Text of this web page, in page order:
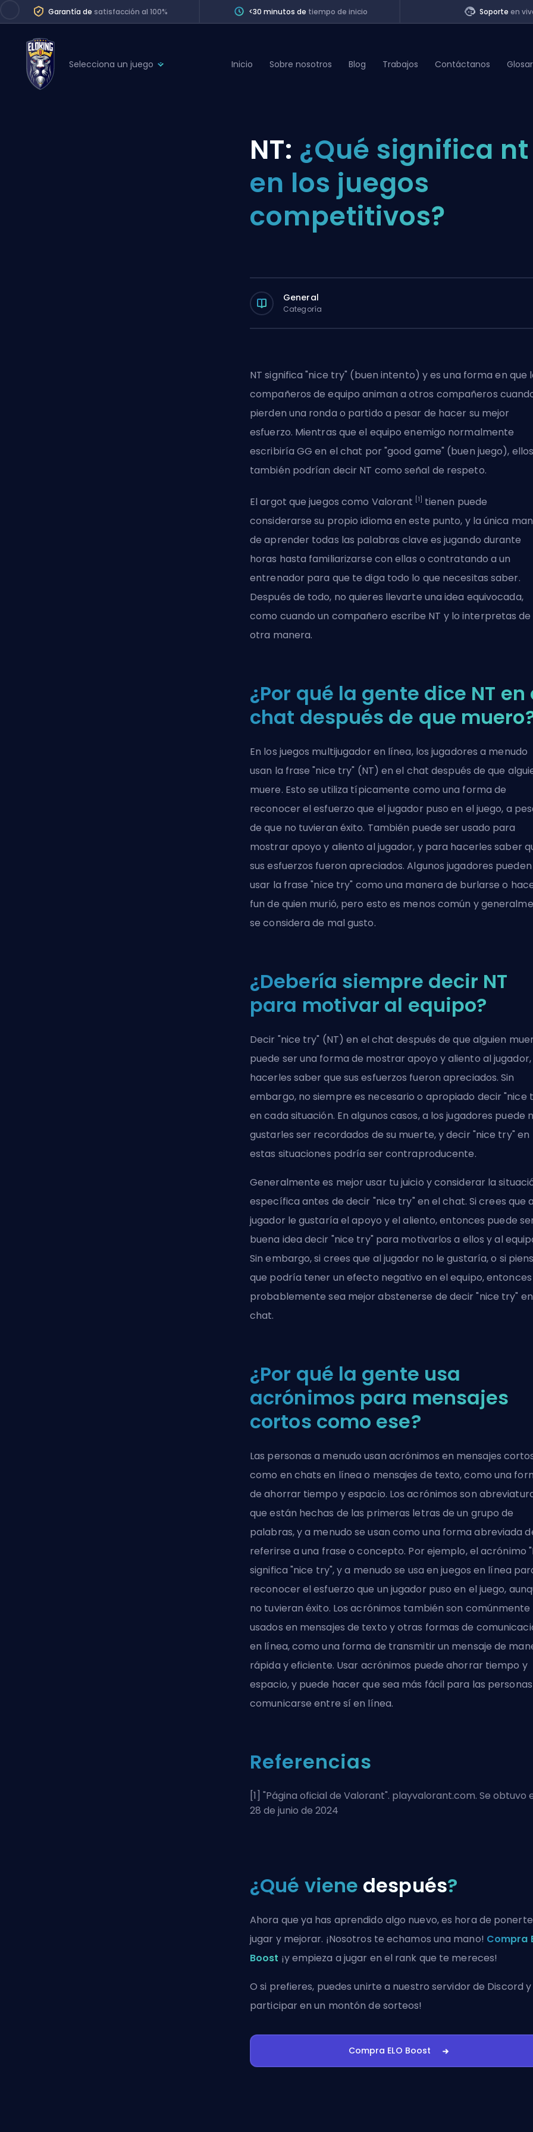
Garantía de satisfacción al 100% <30 minutos de tiempo de inicio Soporteen
Selecciona un juego
Division Boost
Coaching
Inicio Sobre nosotros Blog Trabajos Contáctanos
NT: ¿Qué significa nt
en los juegos
competitivos?
General
Categoría
NT significa "nice try" (buen intento) y es una forma en que
compañeros de equipo animan a otros compañeros
pierden una ronda o partido a pesar de hacer su mejor
esfuerzo. Mientras que el equipo enemigo normalmente
escribiría GG en el chat por "good game" (buen juego), ellos
también podrían decir NT como señal de respeto.
El argot que juegos como Valorant [1]
tienen puede
considerarse su propio idioma en este punto, y la única
de aprender todas las palabras clave es jugando durante
horas hasta familiarizarse con ellas o contratando a un
entrenador para que te diga todo lo que necesitas saber.
Después de todo, no quieres llevarte una idea equivocada,
como cuando un compañero escribe NT y lo interpretas de
otra manera.
¿Por qué la gente dice NT en
chat después de que
En los juegos multijugador en línea, los jugadores a menudo
usan la frase "nice try" (NT) en el chat después de que
muere. Esto se utiliza típicamente como una forma de
reconocer el esfuerzo que el jugador puso en el juego, a
de que no tuvieran éxito. También puede ser usado para
mostrar apoyo y aliento al jugador, y para hacerles saber
sus esfuerzos fueron apreciados. Algunos jugadores pueden
usar la frase "nice try" como una manera de burlarse o
fun de quien murió, pero esto es menos común y
se considera de mal gusto.
¿Debería siempre decir NT
para motivar al equipo?
Decir "nice try" (NT) en el chat después de que alguien
puede ser una forma de mostrar apoyo y aliento al jugador,
hacerles saber que sus esfuerzos fueron apreciados. Sin
embargo, no siempre es necesario o apropiado decir "nice
en cada situación. En algunos casos, a los jugadores puede
gustarles ser recordados de su muerte, y decir "nice try" en
estas situaciones podría ser contraproducente.
Generalmente es mejor usar tu juicio y considerar la
específica antes de decir "nice try" en el chat. Si crees que
jugador le gustaría el apoyo y el aliento, entonces puede
buena idea decir "nice try" para motivarlos a ellos y al
Sin embargo, si crees que al jugador no le gustaría, o si
que podría tener un efecto negativo en el equipo, entonces
probablemente sea mejor abstenerse de decir "nice try"
chat.
¿Por qué la gente usa
acrónimos para mensajes
cortos como ese?
Las personas a menudo usan acrónimos en mensajes
como en chats en línea o mensajes de texto, como una
de ahorrar tiempo y espacio. Los acrónimos son
que están hechas de las primeras letras de un grupo de
palabras, y a menudo se usan como una forma abreviada
referirse a una frase o concepto. Por ejemplo, el acrónimo
significa "nice try", y a menudo se usa en juegos en línea
reconocer el esfuerzo que un jugador puso en el juego,
no tuvieran éxito. Los acrónimos también son comúnmente
usados en mensajes de texto y otras formas de
en línea, como una forma de transmitir un mensaje de
rápida y eficiente. Usar acrónimos puede ahorrar tiempo y
espacio, y puede hacer que sea más fácil para las personas
comunicarse entre sí en línea.
Referencias
[1] "Página oficial de Valorant". playvalorant.com. Se obtuvo
28 de junio de 2024
¿Qué viene después?
Ahora que ya has aprendido algo nuevo, es hora de
jugar y mejorar. ¡Nosotros te echamos una mano! Compra
Boost ¡y empieza a jugar en el rank que te mereces!
O si prefieres, puedesunirte a nuestro servidor de Discord y
participar en un montón de sorteos!
Compra ELO Boost